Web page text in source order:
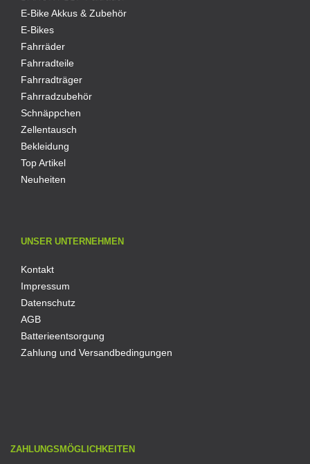
E-Bike Akkus & Zubehör
E-Bikes
Fahrräder
Fahrradteile
Fahrradträger
Fahrradzubehör
Schnäppchen
Zellentausch
Bekleidung
Top Artikel
Neuheiten
UNSER UNTERNEHMEN
Kontakt
Impressum
Datenschutz
AGB
Batterieentsorgung
Zahlung und Versandbedingungen
ZAHLUNGSMÖGLICHKEITEN